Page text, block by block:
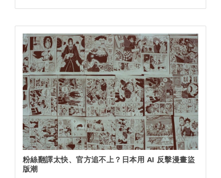
粉絲翻譯太快、官方追不上？日本用 AI 反擊漫畫盜
版潮